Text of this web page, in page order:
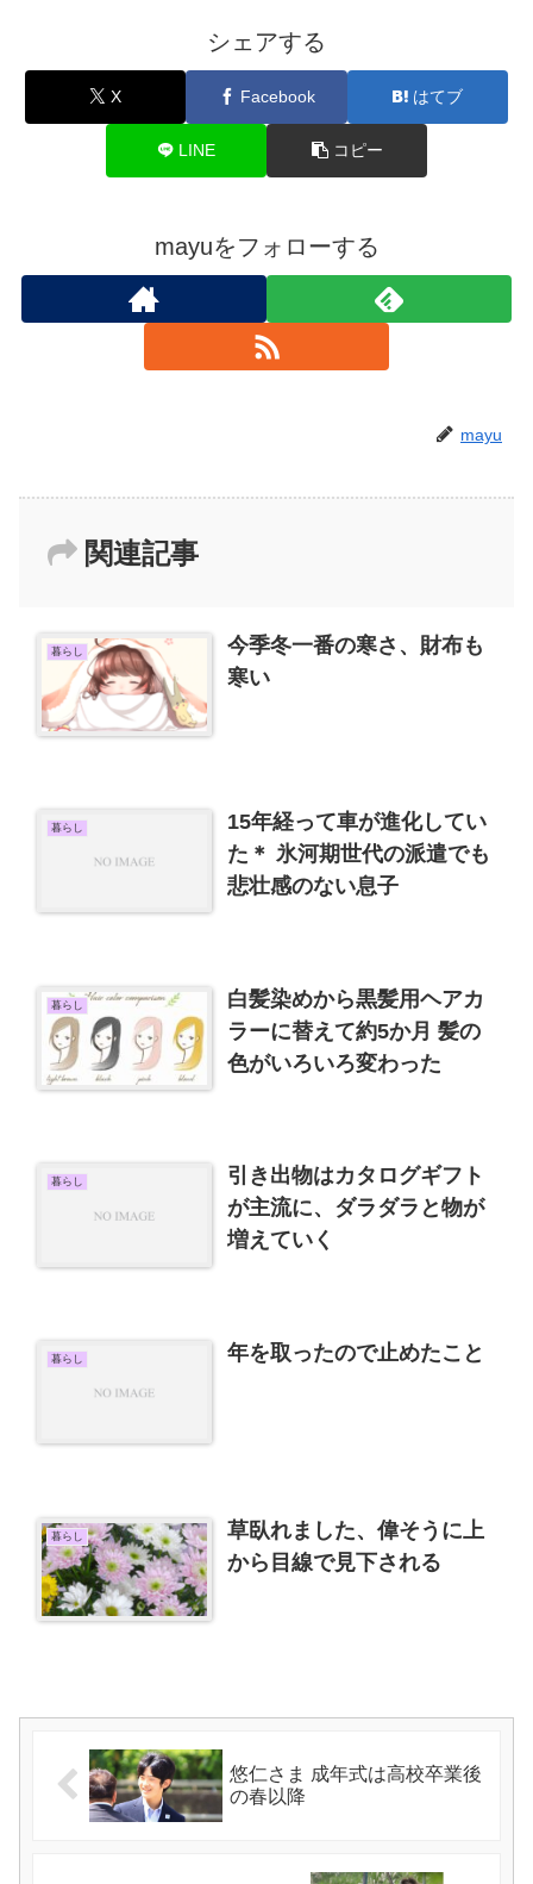
シェアする
X Facebook はてブ
LINE コピー
mayuをフォローする
mayu
関連記事
暮らし
今季冬一番の寒さ、財布も
寒い
暮らし
15年経って車が進化してい
た＊ 氷河期世代の派遣でも
悲壮感のない息子
暮らし
白髪染めから黒髪用ヘアカ
ラーに替えて約5か月 髪の
色がいろいろ変わった
暮らし
引き出物はカタログギフト
が主流に、ダラダラと物が
増えていく
暮らし 年を取ったので止めたこと
暮らし
草臥れました、偉そうに上
から目線で見下される
悠仁さま 成年式は高校卒業後
の春以降